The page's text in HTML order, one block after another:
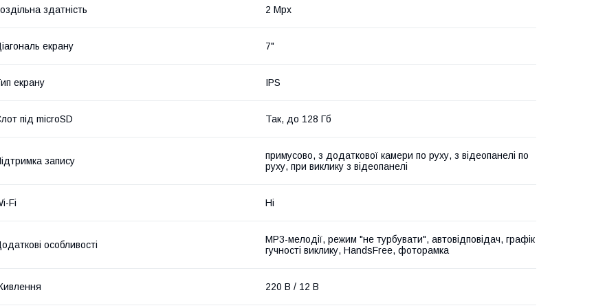
здатність 2 Mpx
екрану 7"
екрану IPS
під microSD Так, до 128 Гб
запису
примусово, з додаткової камери по руху, з відеопанелі по
руху, при виклику з відеопанелі
Fi Ні
особливості
МР3-мелодії, режим "не турбувати", автовідповідач, графік
гучності виклику, HandsFree, фоторамка
220 В / 12 В